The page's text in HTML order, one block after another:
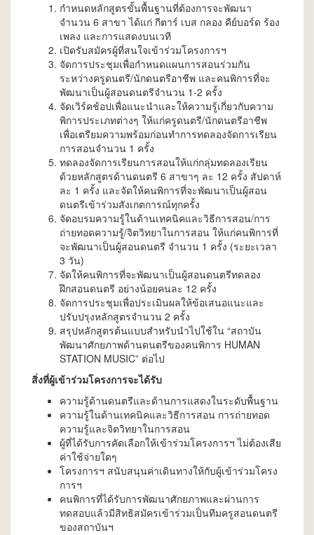
กำหนดหลักสูตรขั้นพื้นฐานที่ต้องการจะพัฒนา
จำนวน 6 สาขา ได้แก่ กีตาร์ เบส กลอง คีย์บอร์ด ร้อง
เพลง และการแสดงบนเวที
เปิดรับสมัครผู้ที่สนใจเข้าร่วมโครงการฯ
จัดการประชุมเพื่อกำหนดแผนการสอนร่วมกัน
ระหว่างครูดนตรี/นักดนตรีอาชีพ และคนพิการที่จะ
พัฒนาเป็นผู้สอนดนตรีจำนวน 1-2 ครั้ง
จัดเวิร์คช้อปเพื่อแนะนำและให้ความรู้เกี่ยวกับความ
พิการประเภทต่างๆ ให้แก่ครูดนตรี/นักดนตรีอาชีพ
เพื่อเตรียมความพร้อมก่อนทำการทดลองจัดการเรียน
การสอนจำนวน 1 ครั้ง
ทดลองจัดการเรียนการสอนให้แก่กลุ่มทดลองเรียน
ด้วยหลักสูตรด้านดนตรี 6 สาขาๆ ละ 12 ครั้ง สัปดาห์
ละ 1 ครั้ง และจัดให้คนพิการที่จะพัฒนาเป็นผู้สอน
ดนตรีเข้าร่วมสังเกตการณ์ทุกครั้ง
จัดอบรมความรู้ในด้านเทคนิคและวิธีการสอน/การ
ถ่ายทอดความรู้/จิตวิทยาในการสอน ให้แก่คนพิการที่
จะพัฒนาเป็นผู้สอนดนตรี จำนวน 1 ครั้ง (ระยะเวลา
3 วัน)
จัดให้คนพิการที่จะพัฒนาเป็นผู้สอนดนตรีทดลอง
ฝึกสอนดนตรี อย่างน้อยคนละ 12 ครั้ง
จัดการประชุมเพื่อประเมินผลให้ข้อเสนอแนะและ
ปรับปรุงหลักสูตรจำนวน 2 ครั้ง
สรุปหลักสูตรต้นแบบสำหรับนำไปใช้ใน “สถาบัน
พัฒนาศักยภาพด้านดนตรีของคนพิการ HUMAN
STATION MUSIC” ต่อไป
สิ่งที่ผู้เข้าร่วมโครงการจะได้รับ
ความรู้ด้านดนตรีและด้านการแสดงในระดับพื้นฐาน
ความรู้ในด้านเทคนิคและวิธีการสอน การถ่ายทอด
ความรู้และจิตวิทยาในการสอน
ผู้ที่ได้รับการคัดเลือกให้เข้าร่วมโครงการฯ ไม่ต้องเสีย
ค่าใช้จ่ายใดๆ
โครงการฯ สนับสนุนค่าเดินทางให้กับผู้เข้าร่วมโครง
การฯ
คนพิการที่ได้รับการพัฒนาศักยภาพและผ่านการ
ทดสอบแล้วมีสิทธิสมัครเข้าร่วมเป็นทีมครูสอนดนตรี
ของสถาบันฯ